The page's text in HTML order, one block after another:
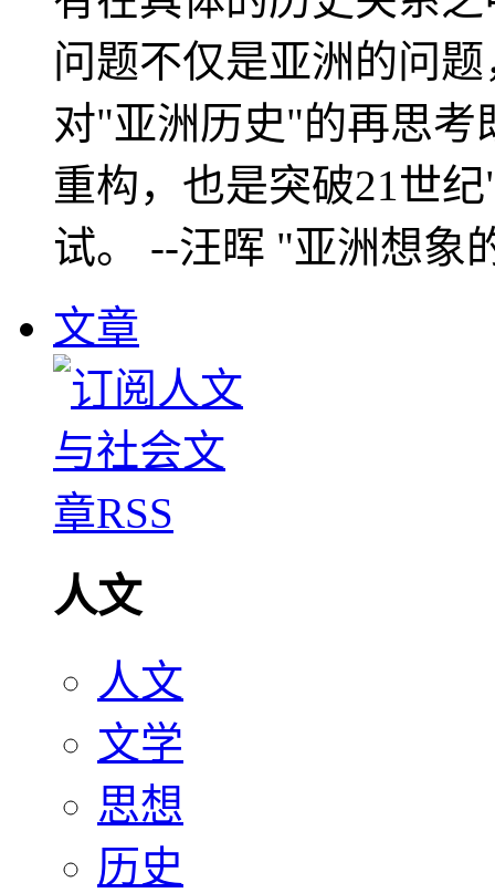
问题不仅是亚洲的问
对"亚洲历史"的再思考
重构，也是突破21世
试。 --汪晖 "亚洲想象
文章
人文
人文
文学
思想
历史